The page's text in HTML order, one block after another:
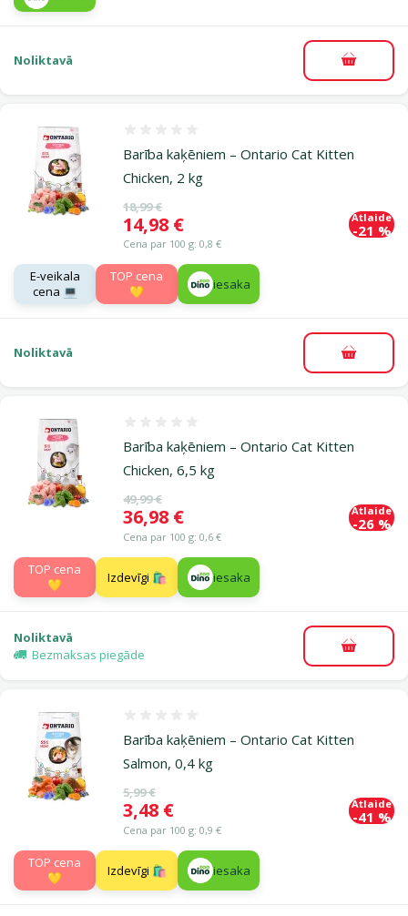
Noliktavā
Barība kaķēniem – Ontario Cat Kitten
Chicken, 2 kg
Oriģinālā cena
18,99 €
Cena
14,98 €
Cena par 100 g: 0,8 €
Atlaide
-21 %
E-veikala
cena 💻
TOP cena
💛
iesaka
Noliktavā
Barība kaķēniem – Ontario Cat Kitten
Chicken, 6,5 kg
Oriģinālā cena
49,99 €
Cena
36,98 €
Cena par 100 g: 0,6 €
Atlaide
-26 %
TOP cena
💛
Izdevīgi 🛍️ iesaka
Noliktavā
Bezmaksas piegāde
Barība kaķēniem – Ontario Cat Kitten
Salmon, 0,4 kg
Oriģinālā cena
5,99 €
Cena
3,48 €
Cena par 100 g: 0,9 €
Atlaide
-41 %
TOP cena
💛
Izdevīgi 🛍️ iesaka